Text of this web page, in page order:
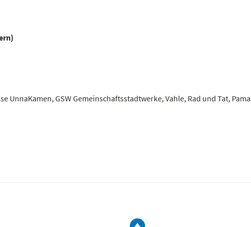
UnnaKamen, GSW Gemeinschaftsstadtwerke, Vahle, Rad und Tat,